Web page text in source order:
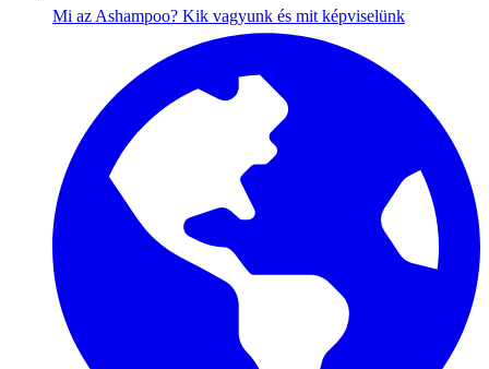
Mi az Ashampoo? Kik vagyunk és mit képviselünk